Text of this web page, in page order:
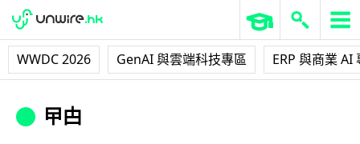
WWDC 2026 GenAI 與雲端科技專區 ERP 與商業 AI
曱甴